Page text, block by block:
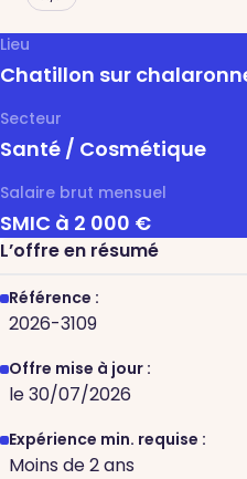
Lieu
Chatillon sur
Secteur
Santé / Cosmétique
Salaire brut mensuel
SMIC à 2 000 €
L’offre en résumé
Référence :
2026-3109
Offre mise à jour :
le 30/07/2026
Expérience min. requise :
Moins de 2 ans